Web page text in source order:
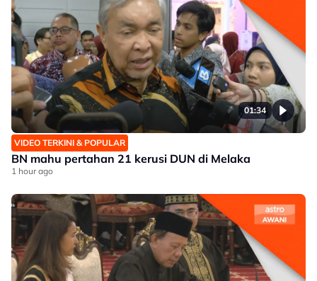
01:34
VIDEO TERKINI & POPULAR
BN mahu pertahan 21 kerusi DUN di Melaka
1 hour ago